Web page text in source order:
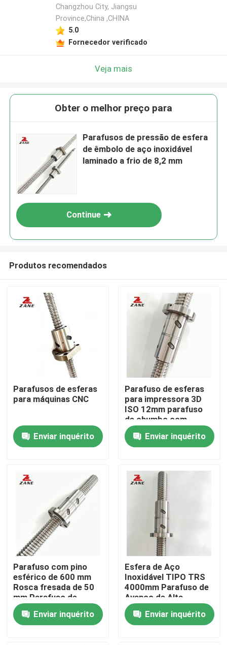
Fábrica
Controle de Qualidade
Fale Conosco
notícias
Todos os casos
Pedir um orçamento
Changzhou City, Jiangsu
Province,China ,CHINA
5.0
Fornecedor verificado
Veja mais
Obter o melhor preço para
Parafusos de pressão de esfera
de êmbolo de aço inoxidável
laminado a frio de 8,2 mm
Continue
Produtos recomendados
Parafusos de esferas
para máquinas CNC
Enviar inquérito
Parafuso de esferas
para impressora 3D
ISO 12mm parafuso
de chumbo com
pouco atrito
Enviar inquérito
Parafuso com pino
esférico de 600 mm
Rosca fresada de 50
mm Parafuso de
chumbo para
impressora 3D
Enviar inquérito
Esfera de Aço
Inoxidável TIPO TRS
4000mm Parafuso de
Avanço de Alta
Precisão
Enviar inquérito